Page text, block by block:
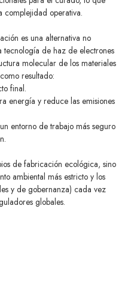
complejidad operativa.
es una alternativa no
tecnología de haz de electrones
molecular de los materiales
resultado:
final.
energía y reduce las emisiones
entorno de trabajo más seguro
de fabricación ecológica, sino
ambiental más estricto y los
y de gobernanza) cada vez
globales.